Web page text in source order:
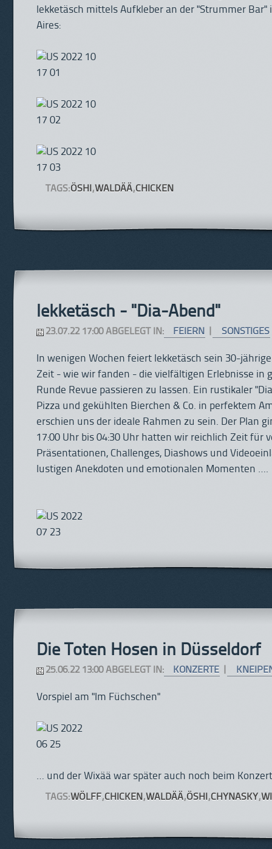
lekketäsch mittels Aufkleber an der "Strummer Bar"
Aires:
TAGS:ÖSHI ,WALDÄÄ,CHICKEN
lekketäsch - "Dia-Abend"
23.07.22 17:00 ABGELEGT IN: FEIERN SONSTIGES
In wenigen Wochen feiert lekketäsch sein 30-
Zeit - wie wir fanden - die vielfältigen Erlebnisse in
Runde Revue passieren zu lassen. Ein rustikaler
Pizza und gekühlten Bierchen & Co. in perfektem
erschien uns der ideale Rahmen zu sein. Der Plan
17:00 Uhr bis 04:30 Uhr hatten wir reichlich Zeit für
Präsentationen, Challenges, Diashows und
lustigen Anekdoten und emotionalen Momenten ….
Die Toten Hosen in Düsseldorf
25.06.22 13:00 ABGELEGT IN: KONZERTE
Vorspiel am "Im Füchschen"
… und der Wixää war später auch noch beim Konzert
TAGS:WÖLFF,CHICKEN ,WALDÄÄ,ÖSHI ,CHYNASKY,